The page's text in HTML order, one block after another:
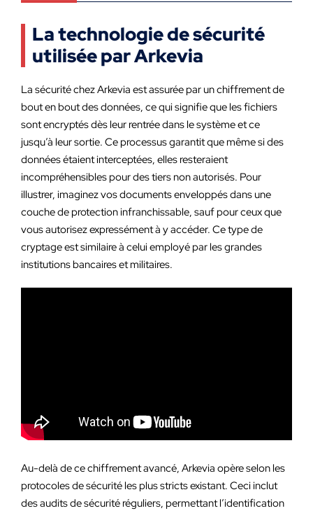
La technologie de sécurité
utilisée par Arkevia
La sécurité chez Arkevia est assurée par un chiffrement de
bout en bout des données, ce qui signifie que les fichiers
sont encryptés dès leur rentrée dans le système et ce
jusqu’à leur sortie. Ce processus garantit que même si des
données étaient interceptées, elles resteraient
incompréhensibles pour des tiers non autorisés. Pour
illustrer, imaginez vos documents enveloppés dans une
couche de protection infranchissable, sauf pour ceux que
vous autorisez expressément à y accéder. Ce type de
cryptage est similaire à celui employé par les grandes
institutions bancaires et militaires.
Au-delà de ce chiffrement avancé, Arkevia opère selon les
protocoles de sécurité les plus stricts existant. Ceci inclut
des audits de sécurité réguliers, permettant l’identification